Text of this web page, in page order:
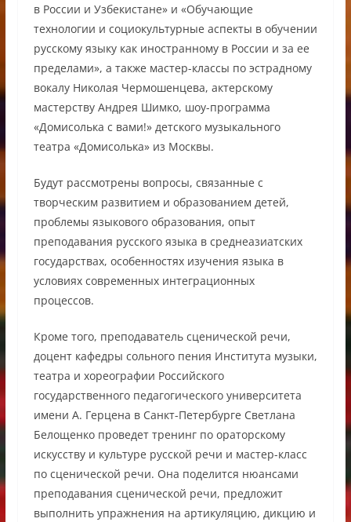
в России и Узбекистане» и «Обучающие
технологии и социокультурные аспекты в обучении
русскому языку как иностранному в России и за ее
пределами», а также мастер-классы по эстрадному
вокалу Николая Чермошенцева, актерскому
мастерству Андрея Шимко, шоу-программа
«Домисолька с вами!» детского музыкального
театра «Домисолька» из Москвы.
Будут рассмотрены вопросы, связанные с
творческим развитием и образованием детей,
проблемы языкового образования, опыт
преподавания русского языка в среднеазиатских
государствах, особенностях изучения языка в
условиях современных интеграционных
процессов.
Кроме того, преподаватель сценической речи,
доцент кафедры сольного пения Института музыки,
театра и хореографии Российского
государственного педагогического университета
имени А. Герцена в Санкт-Петербурге Светлана
Белощенко проведет тренинг по ораторскому
искусству и культуре русской речи и мастер-класс
по сценической речи. Она поделится нюансами
преподавания сценической речи, предложит
выполнить упражнения на артикуляцию, дикцию и